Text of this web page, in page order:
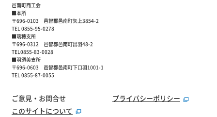
邑南町商工会
■本所
〒696-0103 邑智郡邑南町矢上3854-2
TEL 0855-95-0278
■瑞穂支所
〒696-0312 邑智郡邑南町出羽48-2
TEL0855-83-0028
■羽須美支所
〒696-0603 邑智郡邑南町下口羽1001-1
TEL 0855-87-0055
ご意見・お問合せ
プライバシーポリシー
このサイトについて